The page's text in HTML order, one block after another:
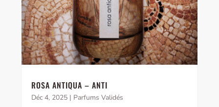
ROSA ANTIQUA – ANTI
Déc 4, 2025| Parfums Validés